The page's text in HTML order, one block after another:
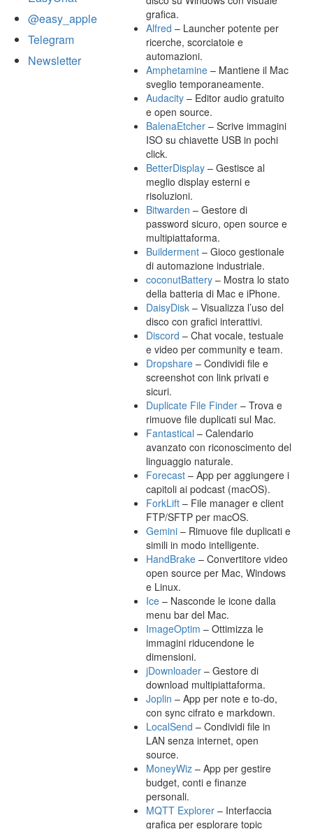
@easy_apple
Telegram
Newsletter
grafica.
Alfred – Launcher potente per
ricerche, scorciatoie e
automazioni.
Amphetamine – Mantiene il Mac
sveglio temporaneamente.
Audacity – Editor audio gratuito
e open source.
BalenaEtcher – Scrive immagini
ISO su chiavette USB in pochi
click.
BetterDisplay – Gestisce al
meglio display esterni e
risoluzioni.
Bitwarden – Gestore di
password sicuro, open source e
multipiattaforma.
Builderment – Gioco gestionale
di automazione industriale.
coconutBattery – Mostra lo stato
della batteria di Mac e iPhone.
DaisyDisk – Visualizza l’uso del
disco con grafici interattivi.
Discord – Chat vocale, testuale
e video per community e team.
Dropshare – Condividi file e
screenshot con link privati e
sicuri.
Duplicate File Finder – Trova e
rimuove file duplicati sul Mac.
Fantastical – Calendario
avanzato con riconoscimento del
linguaggio naturale.
Forecast – App per aggiungere i
capitoli ai podcast (macOS).
ForkLift – File manager e client
FTP/SFTP per macOS.
Gemini – Rimuove file duplicati e
simili in modo intelligente.
HandBrake – Convertitore video
open source per Mac, Windows
e Linux.
Ice – Nasconde le icone dalla
menu bar del Mac.
ImageOptim – Ottimizza le
immagini riducendone le
dimensioni.
jDownloader – Gestore di
download multipiattaforma.
Joplin – App per note e to-do,
con sync cifrato e markdown.
LocalSend – Condividi file in
LAN senza internet, open
source.
MoneyWiz – App per gestire
budget, conti e finanze
personali.
MQTT Explorer – Interfaccia
grafica per esplorare topic